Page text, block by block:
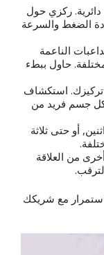
دائرية. ركزي حول
الضغط والسرعة
الناعمة
حاول ببطء
تركيزك. استكشاف
كل جسم فريد من
أو حتى ثلاثة
من العلاقة
مع شريكك